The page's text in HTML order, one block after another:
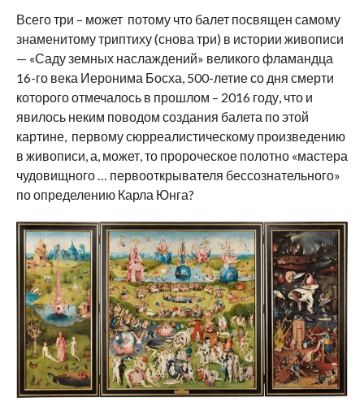
Всего три – может потому что балет посвящен самому
знаменитому триптиху (снова три) в истории живописи
— «Саду земных наслаждений» великого фламандца
16-го века Иеронима Босха, 500-летие со дня смерти
которого отмечалось в прошлом – 2016 году, что и
явилось неким поводом создания балета по этой
картине, первому сюрреалистическому произведению
в живописи, а, может, то пророческое полотно «мастера
чудовищного … первооткрывателя бессознательного»
по определению Карла Юнга?